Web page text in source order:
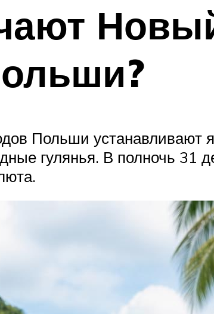
Польши устанавливают
гулянья. В полночь 31